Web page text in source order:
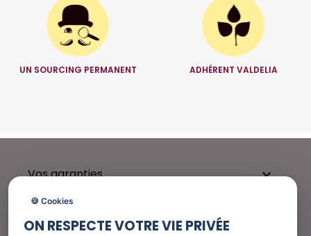
UN SOURCING PERMANENT ADHÉRENT VALDELIA
Vos garanties 
Besoin d'aide ?
🍪 Cookies
ON RESPECTE VOTRE VIE PRIVÉE